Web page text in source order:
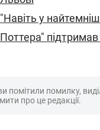
"Навіть у
Поттера" підтримав
помітили помилку,
про це редакції.